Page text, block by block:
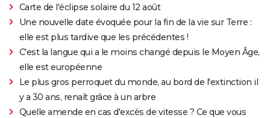
Carte de l'éclipse solaire du 12 août
Une nouvelle date évoquée pour la fin de la vie sur Terre :
elle est plus tardive que les précédentes !
C'est la langue qui a le moins changé depuis le Moyen Âge,
elle est européenne
Le plus gros perroquet du monde, au bord de l'extinction il
y a 30 ans, renaît grâce à un arbre
Quelle amende en cas d'excès de vitesse ? Ce que vous